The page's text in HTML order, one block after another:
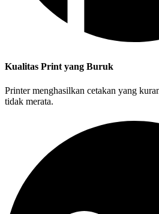
Kualitas Print yang Buruk
Printer menghasilkan cetakan yang
tidak merata.